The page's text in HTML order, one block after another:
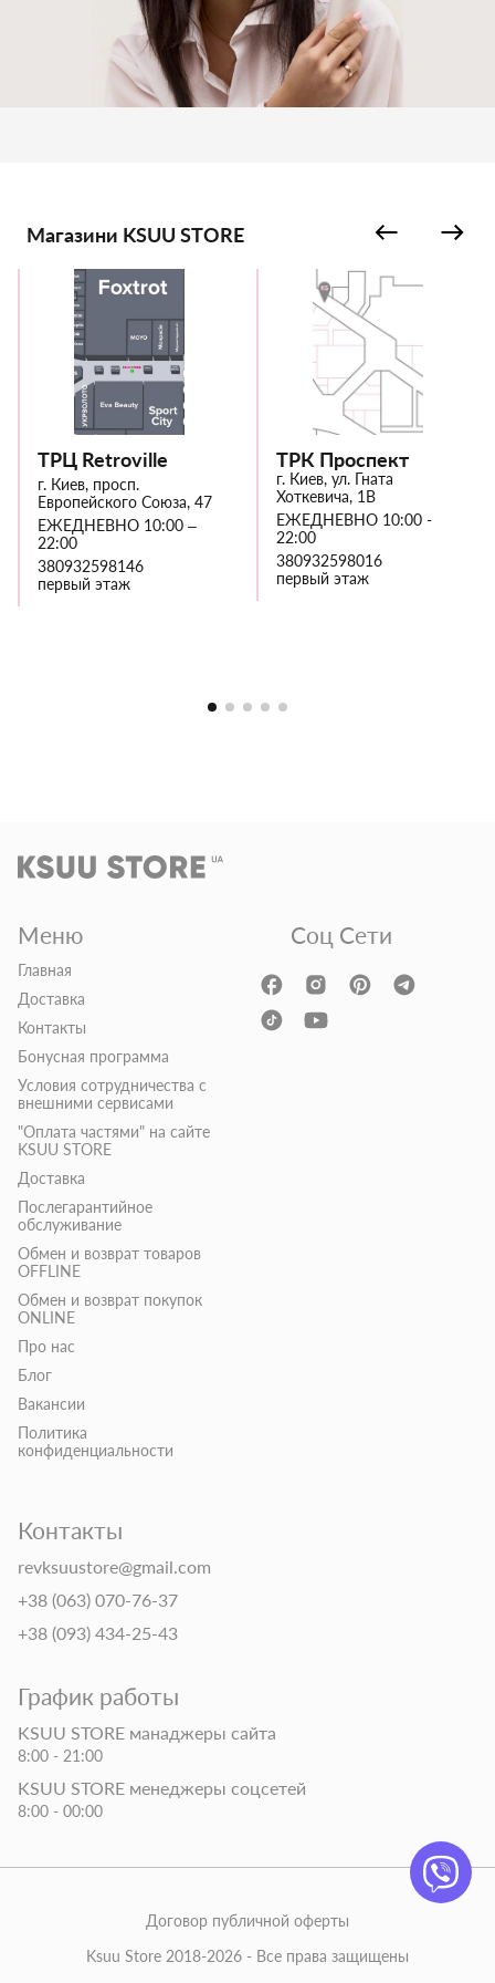
Магазини KSUU STORE
ТРЦ Retroville
г. Киев, просп.
Европейского Союза, 47
ЕЖЕДНЕВНО 10:00 –
22:00
380932598146
первый этаж
ТРК Проспект
г. Киев, ул. Гната
Хоткевича, 1В
ЕЖЕДНЕВНО 10:00 -
22:00
380932598016
первый этаж
Меню
Главная
Доставка
Контакты
Бонусная программа
Условия сотрудничества с
внешними сервисами
"Оплата частями" на сайте
KSUU STORE
Доставка
Послегарантийное
обслуживание
Обмен и возврат товаров
OFFLINE
Обмен и возврат покупок
ONLINE
Про нас
Блог
Вакансии
Политика
конфиденциальности
Контакты
revksuustore@gmail.com
+38 (063) 070-76-37
+38 (093) 434-25-43
График работы
KSUU STORE манаджеры сайта
8:00 - 21:00
KSUU STORE менеджеры соцсетей
8:00 - 00:00
Соц Сети
Ksuu Store 2018-2026 - Все права защищены
Договор публичной оферты